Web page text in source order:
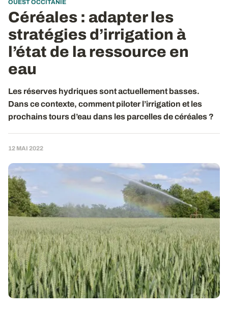
OUEST OCCITANIE
Céréales : adapter les
stratégies d’irrigation à
l’état de la ressource en
eau
Les réserves hydriques sont actuellement basses.
Dans ce contexte, comment piloter l’irrigation et les
prochains tours d’eau dans les parcelles de céréales ?
12 MAI 2022